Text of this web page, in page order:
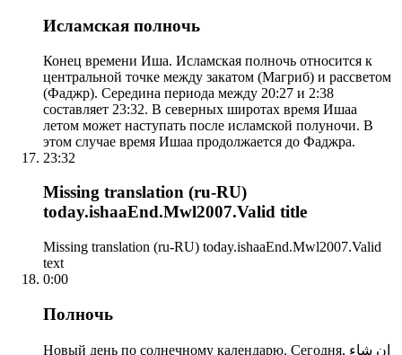
Исламская полночь
Конец времени Иша. Исламская полночь относится к
центральной точке между закатом (Магриб) и рассветом
(Фаджр). Середина периода между 20:27 и 2:38
составляет 23:32. В северных широтах время Ишаа
летом может наступать после исламской полуночи. В
этом случае время Ишаа продолжается до Фаджра.
23:32
Missing translation (ru-RU)
today.ishaaEnd.Mwl2007.Valid title
Missing translation (ru-RU) today.ishaaEnd.Mwl2007.Valid
text
0:00
Полночь
Новый день по солнечному календарю. Сегодня, إن شاء